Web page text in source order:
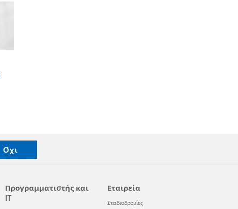
Όχι
Προγραμματιστής και
IT
Εταιρεία
Σταδιοδρομίες